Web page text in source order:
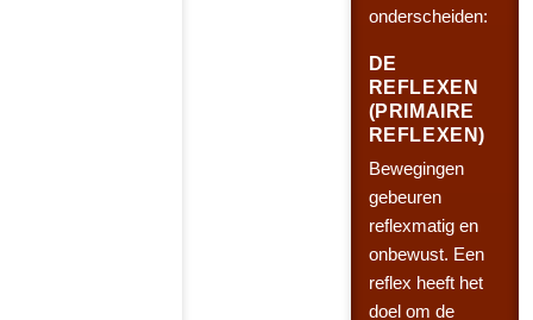
onderscheiden:
DE
REFLEXEN
(PRIMAIRE
REFLEXEN)
Bewegingen
gebeuren
reflexmatig en
onbewust. Een
reflex heeft het
doel om de